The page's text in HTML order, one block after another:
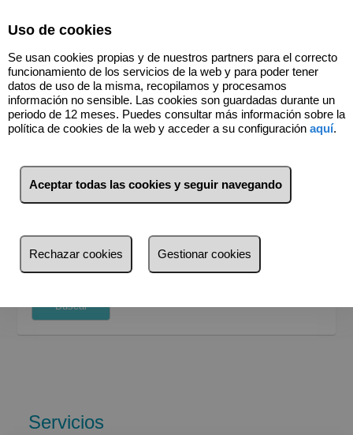
Venta Alquiler
Provincia
Ourense
Buscar
Servicios
Uso de cookies
Se usan cookies propias y de nuestros partners para el correcto
funcionamiento de los servicios de la web y para poder tener
datos de uso de la misma, recopilamos y procesamos
información no sensible. Las cookies son guardadas durante un
periodo de 12 meses. Puedes consultar más información sobre la
política de cookies de la web y acceder a su configuración aquí.
Aceptar todas las cookies y seguir navegando
Rechazar cookies Gestionar cookies